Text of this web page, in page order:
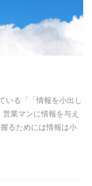
いる「「情報を小出し
業マンに情報を与え
るためには情報は小